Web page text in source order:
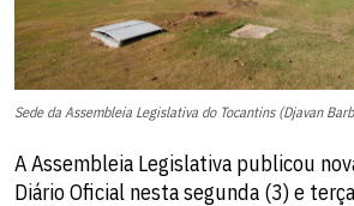
Sede da Assembleia Legislativa do Tocantins (Djavan
A Assembleia Legislativa publicou
Diário Oficial nesta segunda (3) e